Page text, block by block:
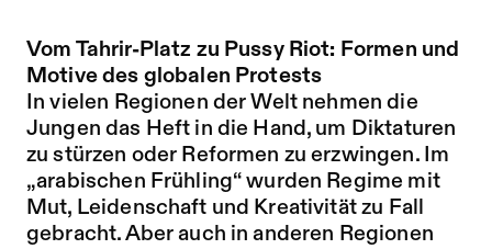
Vom Tahrir-Platz zu Pussy Riot: Formen und
Motive des globalen Protests
In vielen Regionen der Welt nehmen die
Jungen das Heft in die Hand, um Diktaturen
zu stürzen oder Reformen zu erzwingen. Im
„arabischen Frühling“ wurden Regime mit
Mut, Leidenschaft und Kreativität zu Fall
gebracht. Aber auch in anderen Regionen